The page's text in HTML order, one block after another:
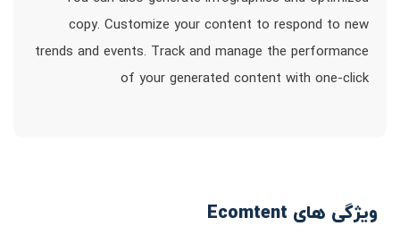
copy. Customize your content to respond to new
trends and events. Track and manage the performance
of your generated content with one-click
ویژگی های Ecomtent